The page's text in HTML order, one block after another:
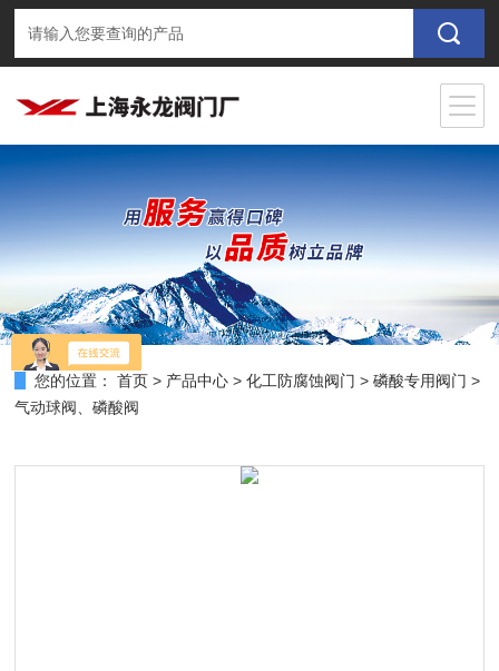
您的位置： 首页 > 产品中心 >化工防腐蚀阀门 >磷酸专用阀门 >
气动球阀、磷酸阀